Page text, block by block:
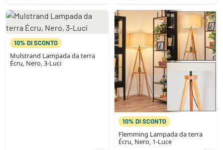
10% DI SCONTO
Mulstrand Lampada da terra
Écru, Nero, 3-Luci
10% DI SCONTO
Flemming Lampada da terra
Écru, Nero, 1-Luce